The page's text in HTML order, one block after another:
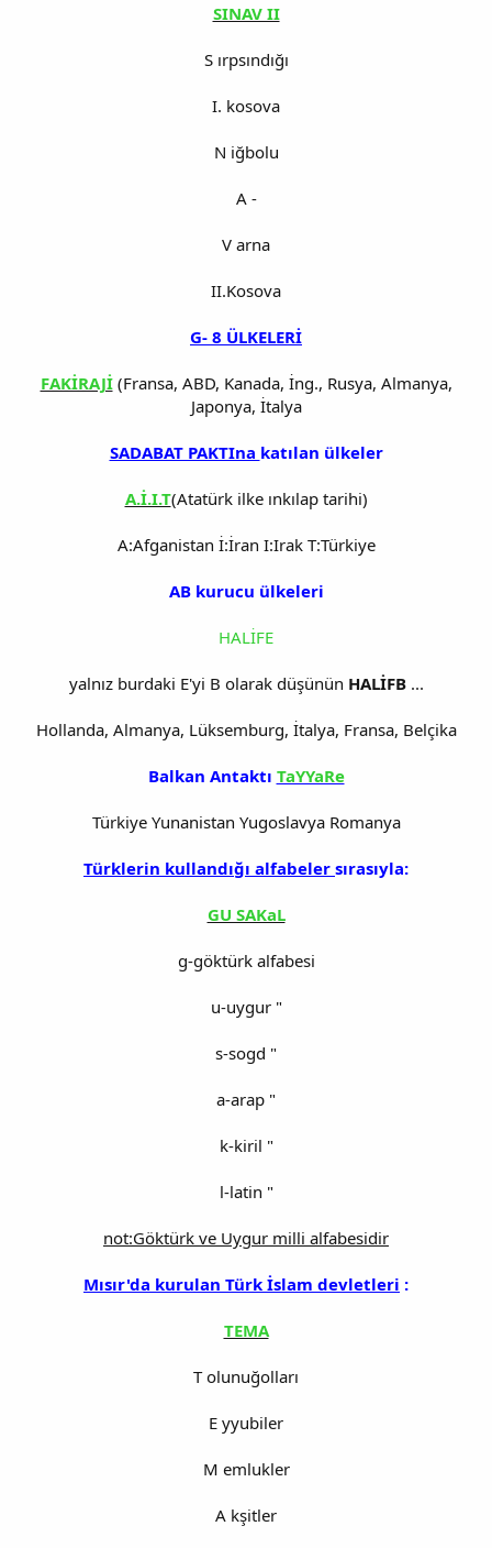
SINAV II
S ırpsındığı
I. kosova
N iğbolu
A -
V arna
II.Kosova
G- 8 ÜLKELERİ
FAKİRAJİ(Fransa, ABD, Kanada, İng., Rusya, Almanya,
Japonya, İtalya
SADABAT PAKTIna katılan ülkeler
A.İ.I.T(Atatürk ilke ınkılap tarihi)
A:Afganistan İ:İran I:Irak T:Türkiye
AB kurucu ülkeleri
HALİFE
yalnız burdaki E'yi B olarak düşünün HALİFB ...
Hollanda, Almanya, Lüksemburg, İtalya, Fransa, Belçika
Balkan Antaktı TaYYaRe
Türkiye Yunanistan Yugoslavya Romanya
Türklerin kullandığı alfabeler sırasıyla:
GU SAKaL
g-göktürk alfabesi
u-uygur "
s-sogd "
a-arap "
k-kiril "
l-latin "
not:Göktürk ve Uygur milli alfabesidir
Mısır'da kurulan Türk İslam devletleri :
TEMA
T olunuğolları
E yyubiler
M emlukler
A kşitler